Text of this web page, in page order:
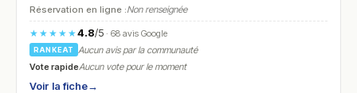
Réservation en ligne :Non renseignée
★★★★★4.8/5· 68 avis Google
RANKEAT
Aucun avis par la communauté
Vote rapideAucun vote pour le moment
Voir la fiche→